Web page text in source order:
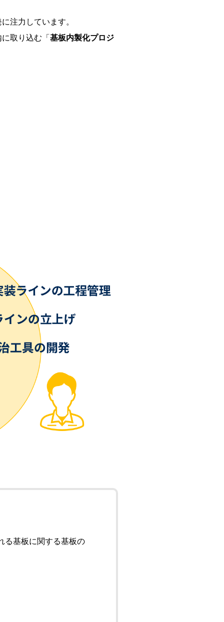
注力しています。
取り込む「 基板内製化プロジ
る基板に関する基板の